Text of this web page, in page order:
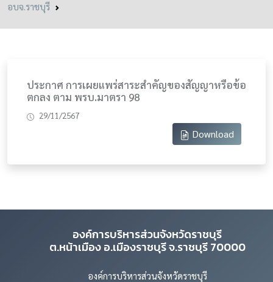
อบจ.ราชบุรี
ประกาศ การเผยแพร่สาระสำคัญของสัญญาหรือข้อ
ตกลง ตาม พรบ.มาตรา 98
29/11/2567
Download
องค์การบริหารส่วนจังหวัดราชบุรี
ต.หน้าเมือง อ.เมืองราชบุรี จ.ราชบุรี 70000
องค์การบริหารส่วนจังหวัดราชบุรี